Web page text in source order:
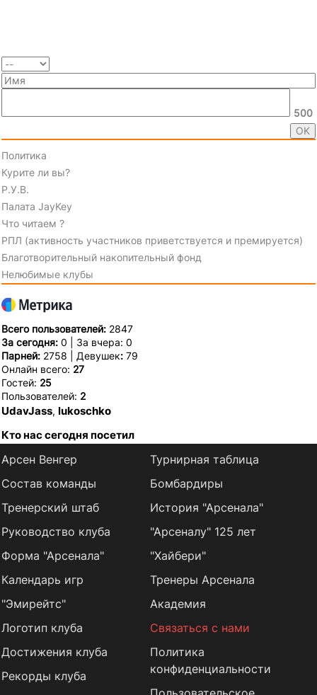
500
Политика
Курите ли вы?
Р.У.В.
Палата JayKey
Что читаем ?
РПЛ (активность участников приветствуется и премируется)
Благотворительный накопительный фонд
Нелюбимые клубы
Всего пользователей: 2847
За сегодня: 0 | За вчера: 0
Парней: 2758 | Девушек: 79
Онлайн всего: 27
Гостей: 25
Пользователей: 2
UdavJass, lukoschko
Кто нас сегодня посетил
Арсен Венгер
Состав команды
Тренерский штаб
Руководство клуба
Форма "Арсенала"
Календарь игр
Турнирная таблица
Бомбардиры
История "Арсенала"
"Арсеналу" 125 лет
"Хайбери"
Тренеры Арсенала
"Эмирейтс"
Логотип клуба
Достижения клуба
Рекорды клуба
Академия
Связаться с нами
Политика
конфиденциальности